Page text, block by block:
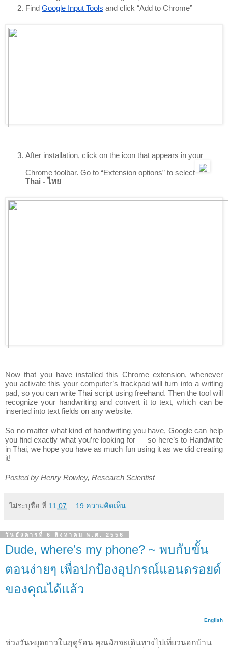
Find Google Input Tools and click “Add to Chrome”
After installation, click on the icon that appears in your
Chrome toolbar. Go to “Extension options” to select
Thai - ไทย
Now that you have installed this Chrome extension, whenever
you activate this your computer’s trackpad will turn into a writing
pad, so you can write Thai script using freehand. Then the tool will
recognize your handwriting and convert it to text, which can be
inserted into text fields on any website.
So no matter what kind of handwriting you have, Google can help
you find exactly what you’re looking for — so here’s to Handwrite
in Thai, we hope you have as much fun using it as we did creating
it!
Posted by Henry Rowley, Research Scientist
ไม่ระบุชื่อ ที่ 11:07 19 ความคิดเห็น:
วันอังคารที่ 6 สิงหาคม พ.ศ. 2556
Dude, where’s my phone? ~ พบกับขั้น
ตอนง่ายๆ เพื่อปกป้องอุปกรณ์แอนดรอยด์
ของคุณได้แล้ว
English
ช่วงวันหยุดยาวในฤดูร้อน คุณมักจะเดินทางไปเที่ยวนอกบ้าน